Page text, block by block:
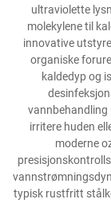
Tilfeller
Kontakt Oss
ultraviolette
molekylene til
innovative
organiske
kaldedyp og
vannbehandling
irritere huden
moderne
typisk rustfritt